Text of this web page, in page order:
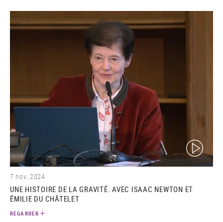
(video)
7 nov. 2024
UNE HISTOIRE DE LA GRAVITÉ. AVEC ISAAC NEWTON ET
ÉMILIE DU CHÂTELET
REGARDER